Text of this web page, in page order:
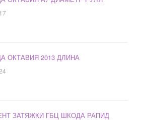
ОКТАВИЯ 2013 ДЛИНА
ЗАТЯЖКИ ГБЦ ШКОДА РАПИД